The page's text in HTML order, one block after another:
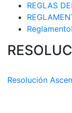
REGLAS
Resolución